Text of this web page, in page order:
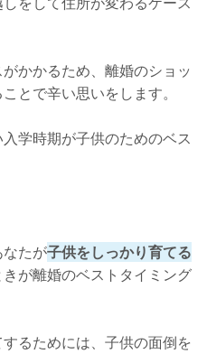
かかるため、離婚のショッ
とで辛い思いをします。
学時期が子供のためのベス
たが子供をしっかり育てる
が離婚のベストタイミング
るためには、子供の面倒を